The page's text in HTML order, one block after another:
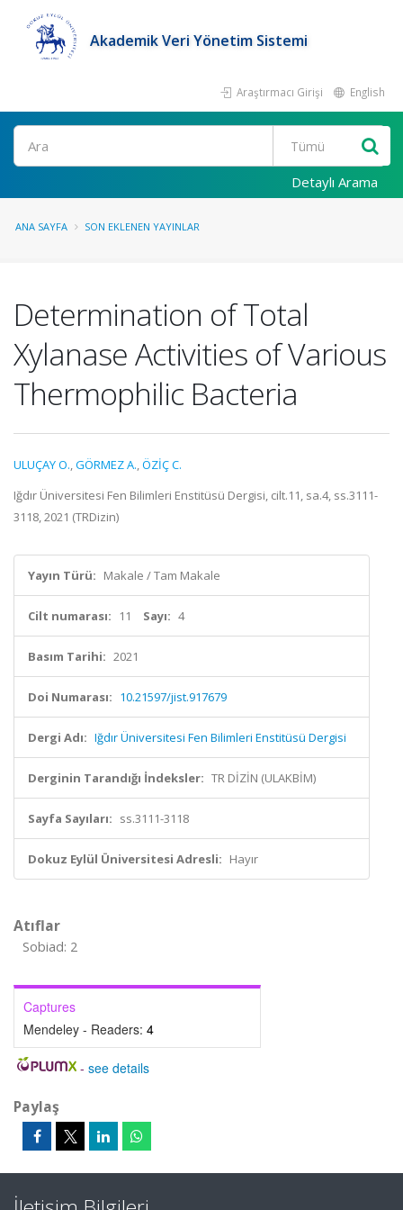
Akademik Veri Yönetim Sistemi
Araştırmacı Girişi English
Ara
Detaylı Arama
ANA SAYFA SON EKLENEN YAYINLAR
Determination of Total
Xylanase Activities of Various
Thermophilic Bacteria
ULUÇAY O.,GÖRMEZ A.,ÖZİÇ C.
Iğdır Üniversitesi Fen Bilimleri Enstitüsü Dergisi, cilt.11, sa.4, ss.3111-
3118, 2021 (TRDizin)
Yayın Türü: Makale / Tam Makale
Cilt numarası: 11 Sayı: 4
Basım Tarihi: 2021
Doi Numarası: 10.21597/jist.917679
Dergi Adı: Iğdır Üniversitesi Fen Bilimleri Enstitüsü Dergisi
Derginin Tarandığı İndeksler: TR DİZİN (ULAKBİM)
Sayfa Sayıları: ss.3111-3118
Dokuz Eylül Üniversitesi Adresli: Hayır
Atıflar
Sobiad: 2
Captures
Mendeley - Readers: 4
- see details
Paylaş